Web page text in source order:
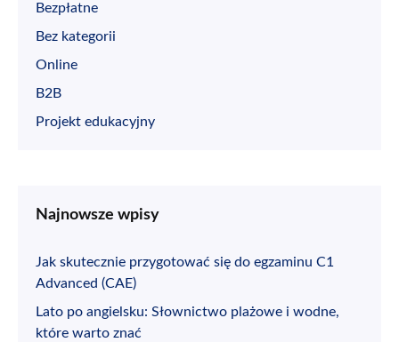
Bezpłatne
Bez kategorii
Online
B2B
Projekt edukacyjny
Najnowsze wpisy
Jak skutecznie przygotować się do egzaminu C1
Advanced (CAE)
Lato po angielsku: Słownictwo plażowe i wodne,
które warto znać